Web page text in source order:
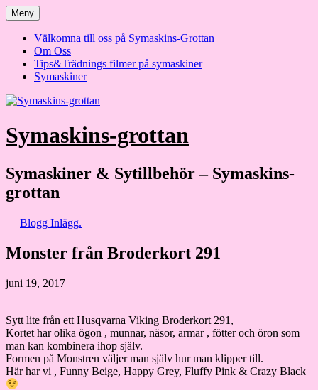
Hoppa
till
innehåll
Meny
Välkomna till oss på Symaskins-Grottan
Om Oss
Tips&Trädnings filmer på symaskiner
Symaskiner
Symaskins-grottan
Symaskiner & Sytillbehör – Symaskins-
grottan
— Blogg Inlägg. —
Monster från Broderkort 291
juni 19, 2017
Sytt lite från ett Husqvarna Viking Broderkort 291,
Kortet har olika ögon , munnar, näsor, armar , fötter och öron som
man kan kombinera ihop själv.
Formen på Monstren väljer man själv hur man klipper till.
Här har vi , Funny Beige, Happy Grey, Fluffy Pink & Crazy Black